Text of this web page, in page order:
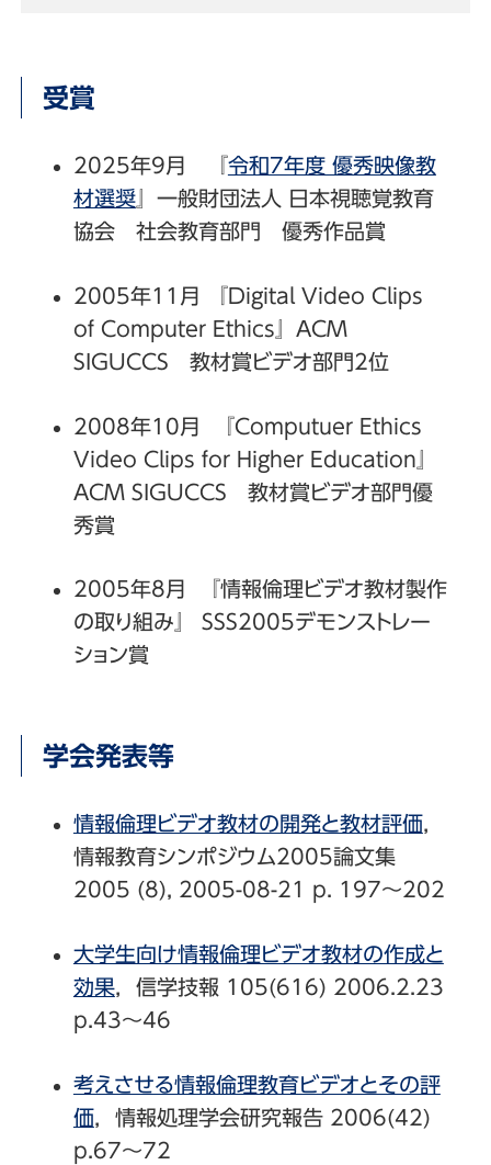
受賞
2025年9月 『 令和7年度 優秀映像教
材選奨』一般財団法人 日本視聴覚教育
協会 社会教育部門 優秀作品賞
2005年11月 『Digital Video Clips
of Computer Ethics』ACM
SIGUCCS 教材賞ビデオ部門2位
2008年10月 『Computuer Ethics
Video Clips for Higher Education』
ACM SIGUCCS 教材賞ビデオ部門優
秀賞
2005年8月 『情報倫理ビデオ教材製作
の取り組み』 SSS2005デモンストレー
ション賞
学会発表等
情報倫理ビデオ教材の開発と教材評価，
情報教育シンポジウム2005論文集
2005 (8), 2005-08-21 p. 197～202
大学生向け情報倫理ビデオ教材の作成と
効果，信学技報 105(616) 2006.2.23
p.43～46
考えさせる情報倫理教育ビデオとその評
価，情報処理学会研究報告 2006(42)
p.67～72